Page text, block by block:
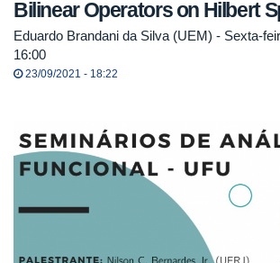
Bilinear Operators on Hilbert
Eduardo Brandani da Silva (UEM) - Sexta-
16:00
23/09/2021 - 18:22